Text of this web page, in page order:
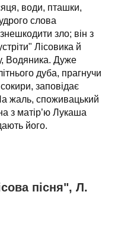
води, пташки,
слова
зло; він з
Лісовика й
Водяника. Дуже
дуба, прагнучи
заповідає
жаль, споживацький
з матір’ю Лукаша
його.
пісня", Л.